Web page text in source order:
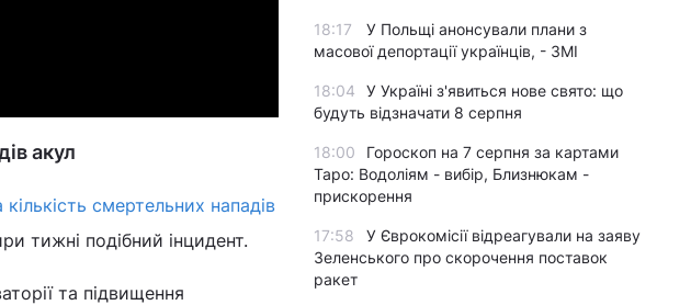
акул
кількість смертельних нападів
тижні подібний інцидент.
та підвищення
18:17
У Польщі анонсували плани з
масової депортації українців, - ЗМІ
18:04
У Україні з'явиться нове свято: що
будуть відзначати 8 серпня
18:00
Гороскоп на 7 серпня за картами
Таро: Водоліям - вибір, Близнюкам -
прискорення
17:58
У Єврокомісії відреагували на заяву
Зеленського про скорочення поставок
ракет